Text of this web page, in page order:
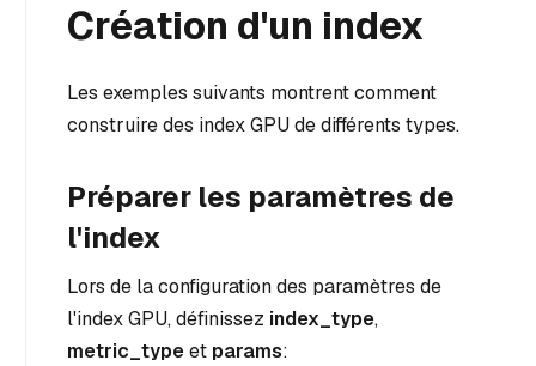
Création d'un index
Les exemples suivants montrent comment
construire des index GPU de différents types.
Préparer les paramètres de
l'index
Lors de la configuration des paramètres de
l'index GPU, définissez index_type,
metric_typeet params: